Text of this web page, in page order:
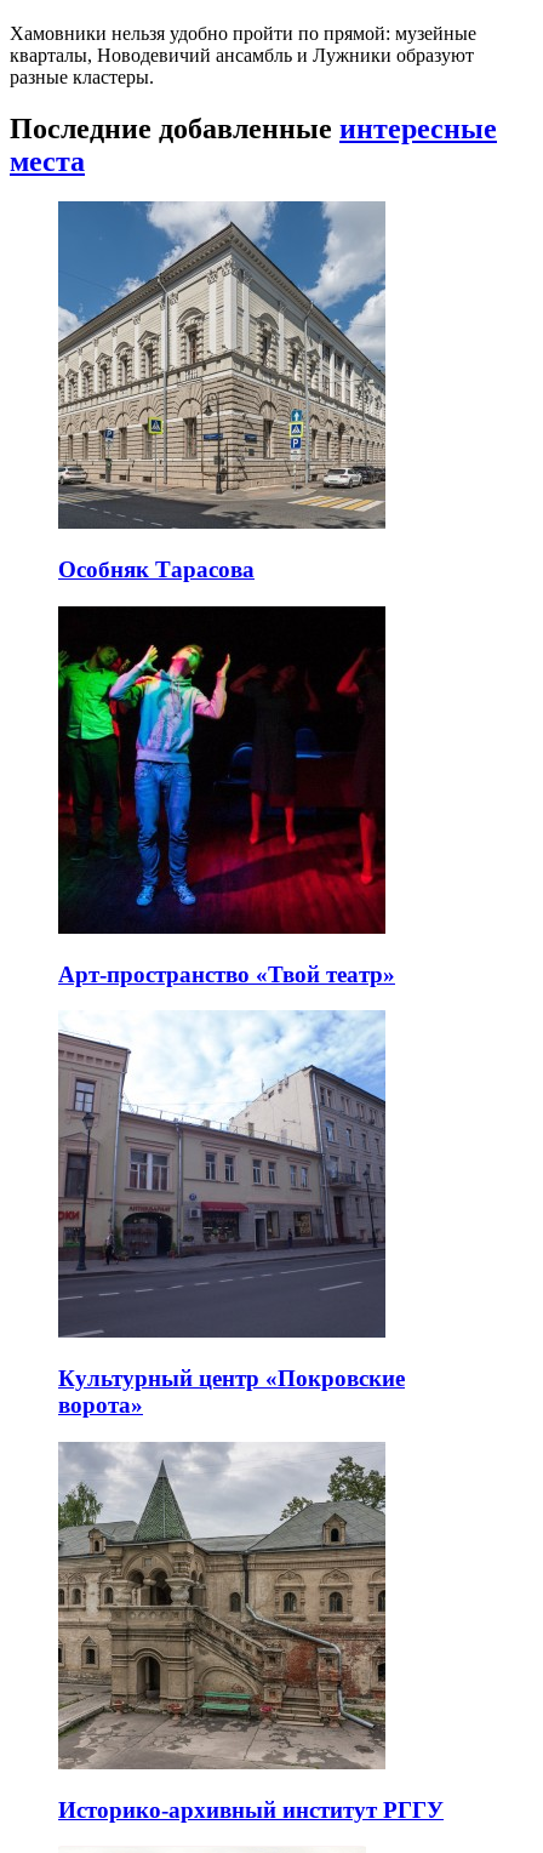
Хамовники нельзя удобно пройти по прямой: музейные
кварталы, Новодевичий ансамбль и Лужники образуют
разные кластеры.
Последние добавленные интересные
места
Особняк Тарасова
Арт-пространство «Твой театр»
Культурный центр «Покровские
ворота»
Историко-архивный институт РГГУ